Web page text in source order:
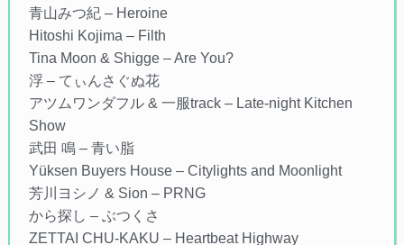
青山みつ紀 – Heroine
Hitoshi Kojima – Filth
Tina Moon & Shigge – Are You?
浮 – てぃんさぐぬ花
アツムワンダフル & 一服track – Late-night Kitchen
Show
武田 鳴 – 青い脂
Yüksen Buyers House – Citylights and Moonlight
芳川ヨシノ & Sion – PRNG
から探し – ぶつくさ
ZETTAI CHU-KAKU – Heartbeat Highway